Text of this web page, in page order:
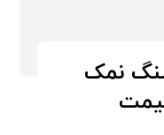
نمک